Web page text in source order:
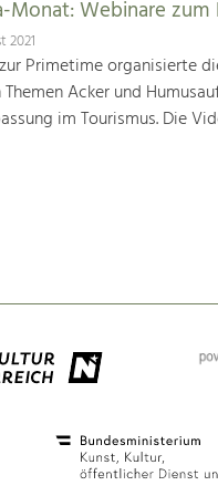
Monat: Webinare zum
2021
Primetime organisierte
Acker und
im Tourismus. Die